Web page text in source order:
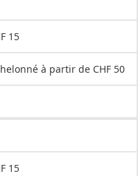
15
à partir de CHF 50
15